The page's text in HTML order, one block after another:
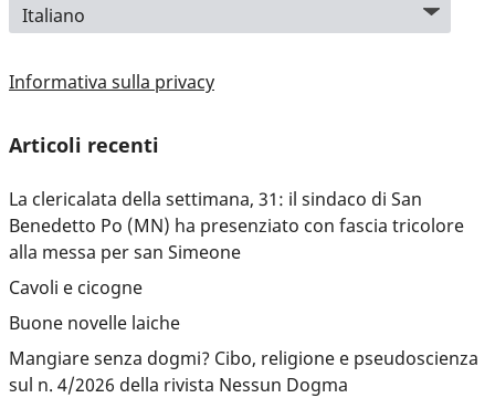
Informativa sulla privacy
Articoli recenti
La clericalata della settimana, 31: il sindaco di San
Benedetto Po (MN) ha presenziato con fascia tricolore
alla messa per san Simeone
Cavoli e cicogne
Buone novelle laiche
Mangiare senza dogmi? Cibo, religione e pseudoscienza
sul n. 4/2026 della rivista Nessun Dogma